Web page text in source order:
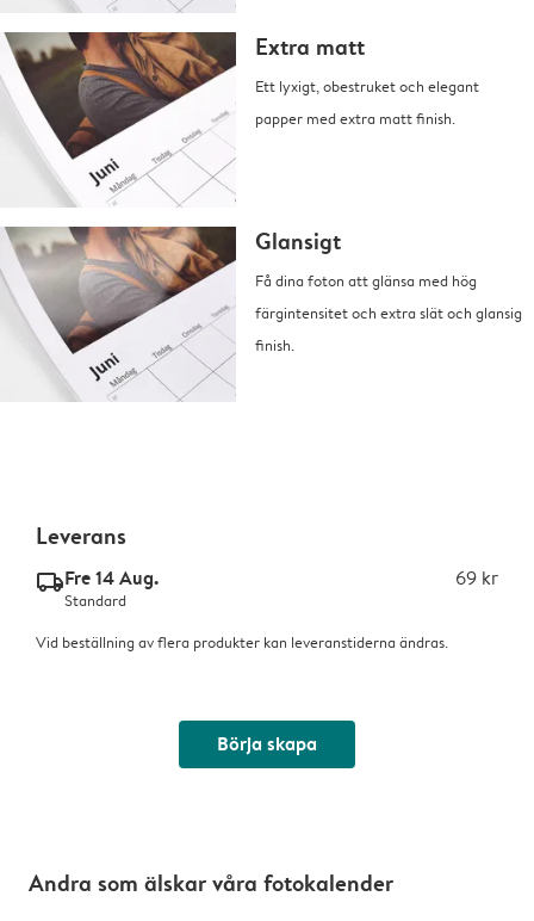
Extra matt
Ett lyxigt, obestruket och elegant
papper med extra matt finish.
Glansigt
Få dina foton att glänsa med hög
färgintensitet och extra slät och glansig
finish.
Leverans
delivery_standard_v2Fre 14 Aug. 69 kr
Standard
Vid beställning av flera produkter kan leveranstiderna ändras.
Börja skapa
Andra som älskar våra fotokalender